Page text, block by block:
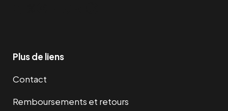
Plus de liens
Contact
Remboursements et retours